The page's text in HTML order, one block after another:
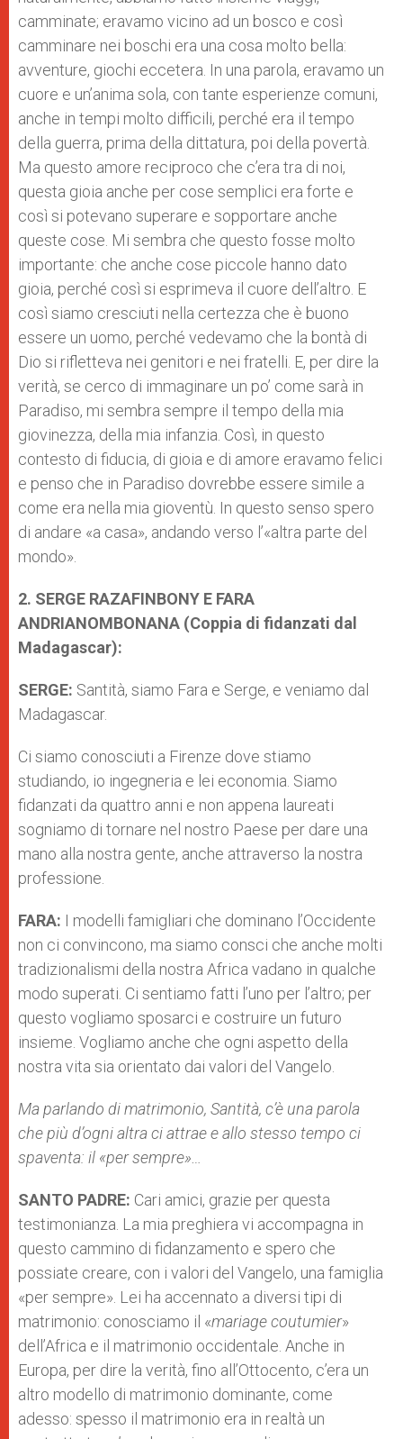
camminate; eravamo vicino ad un bosco e così
camminare nei boschi era una cosa molto bella:
avventure, giochi eccetera. In una parola, eravamo un
cuore e un’anima sola, con tante esperienze comuni,
anche in tempi molto difficili, perché era il tempo
della guerra, prima della dittatura, poi della povertà.
Ma questo amore reciproco che c’era tra di noi,
questa gioia anche per cose semplici era forte e
così si potevano superare e sopportare anche
queste cose. Mi sembra che questo fosse molto
importante: che anche cose piccole hanno dato
gioia, perché così si esprimeva il cuore dell’altro. E
così siamo cresciuti nella certezza che è buono
essere un uomo, perché vedevamo che la bontà di
Dio si rifletteva nei genitori e nei fratelli. E, per dire la
verità, se cerco di immaginare un po’ come sarà in
Paradiso, mi sembra sempre il tempo della mia
giovinezza, della mia infanzia. Così, in questo
contesto di fiducia, di gioia e di amore eravamo felici
e penso che in Paradiso dovrebbe essere simile a
come era nella mia gioventù. In questo senso spero
di andare «a casa», andando verso l’«altra parte del
mondo».
2. SERGE RAZAFINBONY E FARA
ANDRIANOMBONANA (Coppia di fidanzati dal
Madagascar):
SERGE: Santità, siamo Fara e Serge, e veniamo dal
Madagascar.
Ci siamo conosciuti a Firenze dove stiamo
studiando, io ingegneria e lei economia. Siamo
fidanzati da quattro anni e non appena laureati
sogniamo di tornare nel nostro Paese per dare una
mano alla nostra gente, anche attraverso la nostra
professione.
FARA: I modelli famigliari che dominano l’Occidente
non ci convincono, ma siamo consci che anche molti
tradizionalismi della nostra Africa vadano in qualche
modo superati. Ci sentiamo fatti l’uno per l’altro; per
questo vogliamo sposarci e costruire un futuro
insieme. Vogliamo anche che ogni aspetto della
nostra vita sia orientato dai valori del Vangelo.
Ma parlando di matrimonio, Santità, c’è una parola
che più d’ogni altra ci attrae e allo stesso tempo ci
spaventa: il «per sempre»…
SANTO PADRE: Cari amici, grazie per questa
testimonianza. La mia preghiera vi accompagna in
questo cammino di fidanzamento e spero che
possiate creare, con i valori del Vangelo, una famiglia
«per sempre». Lei ha accennato a diversi tipi di
matrimonio: conosciamo il «mariage coutumier»
dell’Africa e il matrimonio occidentale. Anche in
Europa, per dire la verità, fino all’Ottocento, c’era un
altro modello di matrimonio dominante, come
adesso: spesso il matrimonio era in realtà un